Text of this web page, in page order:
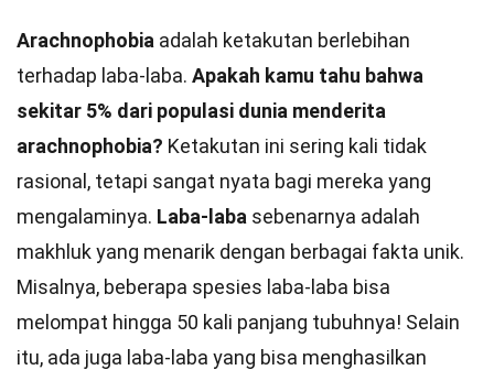
Arachnophobia adalah ketakutan berlebihan
terhadap laba-laba. Apakah kamu tahu bahwa
sekitar 5% dari populasi dunia menderita
arachnophobia? Ketakutan ini sering kali tidak
rasional, tetapi sangat nyata bagi mereka yang
mengalaminya. Laba-laba sebenarnya adalah
makhluk yang menarik dengan berbagai fakta unik.
Misalnya, beberapa spesies laba-laba bisa
melompat hingga 50 kali panjang tubuhnya! Selain
itu, ada juga laba-laba yang bisa menghasilkan